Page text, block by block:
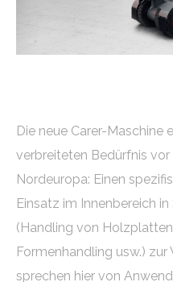
Die neue Carer-Maschine
verbreiteten Bedürfnis
Nordeuropa: Einen
Einsatz im Innenbereich
(Handling von
Formenhandling usw.)
sprechen hier von